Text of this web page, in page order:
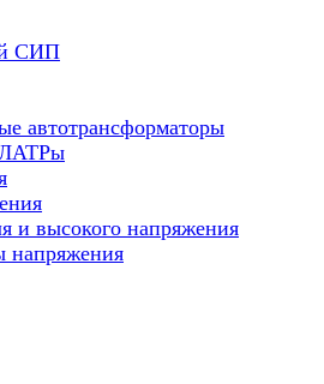
СИП
автотрансформаторы
ЛАТРы
и высокого напряжения
напряжения